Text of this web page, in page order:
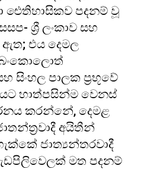
ඓතිහාසිකව පදනම් වූ
ශ්‍රී ලංකාව සහ
එය දෙමල
සිංහල පාලක ප්‍රභූවේ
හාත්පසින්ම වෙනස්
කරන්නේ, දෙමළ
අයිතීන්
ජාත්‍යන්තරවාදී
මත පදනම්